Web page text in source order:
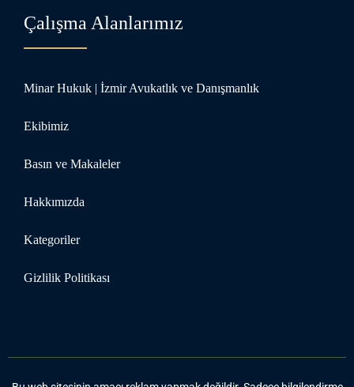
Çalışma Alanlarımız
Minar Hukuk | İzmir Avukatlık ve Danışmanlık
Ekibimiz
Basın ve Makaleler
Hakkımızda
Kategoriler
Gizlilik Politikası